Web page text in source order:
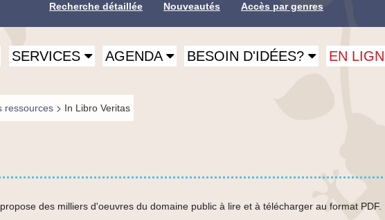
dans
le
Liens de
recherche
Recherche détaillée Nouveautés Accès par genres
SERVICES AGENDA BESOIN D'IDÉES? EN
ressources > In Libro Veritas
des milliers d'oeuvres du domaine public à lire et à télécharger au format PDF.